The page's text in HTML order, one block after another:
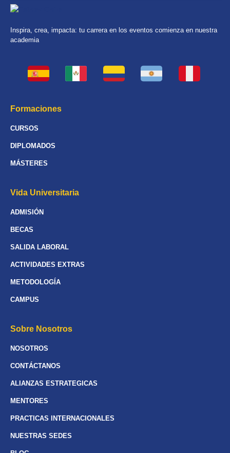
Inspira, crea, impacta: tu carrera en los eventos comienza en nuestra
academia
Formaciones
CURSOS
DIPLOMADOS
MÁSTERES
Vida Universitaria
ADMISIÓN
BECAS
SALIDA LABORAL
ACTIVIDADES EXTRAS
METODOLOGÍA
CAMPUS
Sobre Nosotros
NOSOTROS
CONTÁCTANOS
ALIANZAS ESTRATEGICAS
MENTORES
PRACTICAS INTERNACIONALES
NUESTRAS SEDES